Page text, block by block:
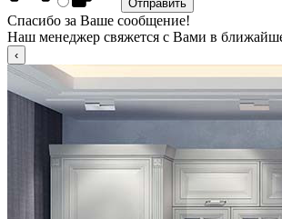
Спасибо за Ваше сообщение!
Наш менеджер свяжется с Вами в